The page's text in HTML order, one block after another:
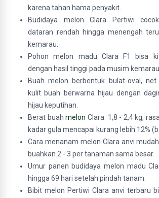
karena tahan hama penyakit.
Budidaya melon Clara Pertiwi
dataran rendah hingga menengah
kemarau.
Pohon melon madu Clara F1 bisa
dengan hasil tinggi pada musim kemarau.
Buah melon berbentuk bulat-oval,
kulit buah berwarna hijau dengan
hijau keputihan.
Berat buahmelon Clara 1,8 - 2,4 kg,
kadar gula mencapai kurang lebih 12%
Cara menanam melon Clara anvi
buahkan 2 - 3 per tanaman sama besar.
Umur panen budidaya melon madu
hingga 69 hari setelah pindah tanam.
Bibit melon Pertiwi Clara anvi terbaru